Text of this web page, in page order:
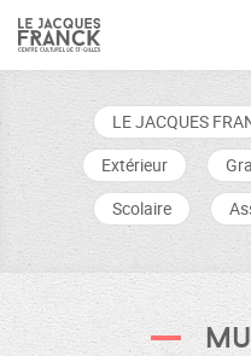
LE JACQUES
Extérieur
Scolaire